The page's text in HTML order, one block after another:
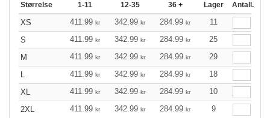
Størrelse 1-11 12-35 36 + Lager Antall.
XS 411.99 kr 342.99 kr 284.99 kr
11
S
411.99 kr 342.99 kr 284.99 kr
25
M
411.99 kr 342.99 kr 284.99 kr
29
L
411.99 kr 342.99 kr 284.99 kr
18
XL
411.99 kr 342.99 kr 284.99 kr
10
2XL
411.99 kr 342.99 kr 284.99 kr 9